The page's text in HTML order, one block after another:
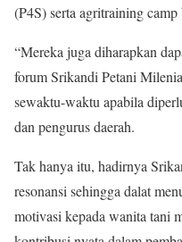
(P4S) serta agritraining
“Mereka juga diharapkan
forum Srikandi Petani
sewaktu-waktu apabila
dan pengurus daerah.
Tak hanya itu, hadirnya
resonansi sehingga dalat
motivasi kepada wanita tani